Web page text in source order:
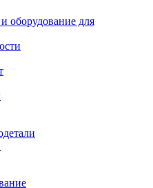
оборудование для